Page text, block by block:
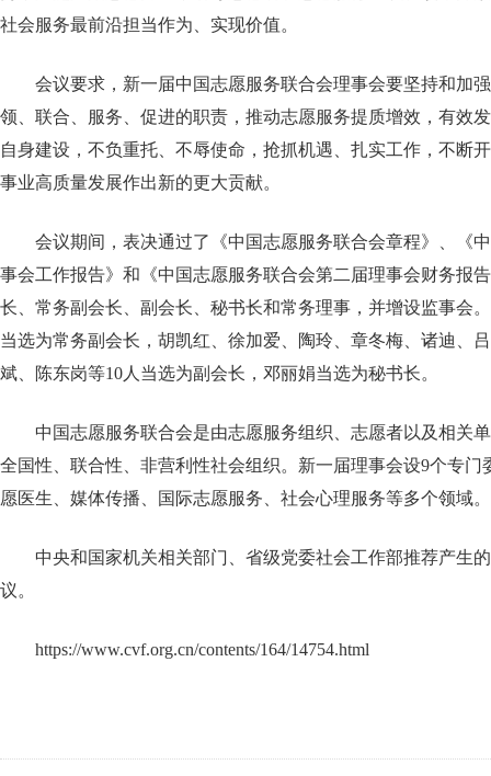
社会服务最前沿担当作为、实现价值。
会议要求，新一届中国志愿服务联合会理事会要坚持和加
领、联合、服务、促进的职责，推动志愿服务提质增效，有效
自身建设，不负重托、不辱使命，抢抓机遇、扎实工作，不断
事业高质量发展作出新的更大贡献。
会议期间，表决通过了《中国志愿服务联合会章程》、《
事会工作报告》和《中国志愿服务联合会第二届理事会财务报
长、常务副会长、副会长、秘书长和常务理事，并增设监事会
当选为常务副会长，胡凯红、徐加爱、陶玲、章冬梅、诸迪、
斌、陈东岗等10人当选为副会长，邓丽娟当选为秘书长。
中国志愿服务联合会是由志愿服务组织、志愿者以及相关
全国性、联合性、非营利性社会组织。新一届理事会设9个专门
愿医生、媒体传播、国际志愿服务、社会心理服务等多个领域。
中央和国家机关相关部门、省级党委社会工作部推荐产生
议。
https://www.cvf.org.cn/contents/164/14754.html